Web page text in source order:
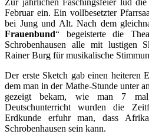
Zur jährlichen Faschingsfeier lud
Februar ein. Ein vollbesetzter
bei Jung und Alt. Nach dem
Frauenbund“ begeisterte die
Schrobenhausen alle mit lustigen
Rainer Burg für musikalische
Der erste Sketch gab einen heiteren
dem man in der Mathe-Stunde unter
gezeigt bekam, wie man 7
Deutschunterricht wurden die
Erdkunde erfuhr man, dass
Schrobenhausen sein kann.